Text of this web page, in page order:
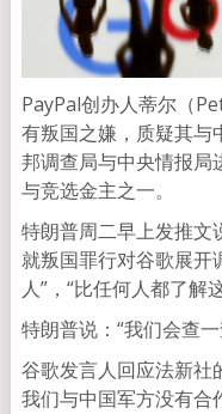
PayPal创办人蒂尔（
有叛国之嫌，质疑其与
邦调查局与中央情报局
与竞选金主之一。
特朗普周二早上发推文
就叛国罪行对谷歌展开
人”，“比任何人都了解
特朗普说：“我们会查
谷歌发言人回应法新社
我们与中国军方没有合